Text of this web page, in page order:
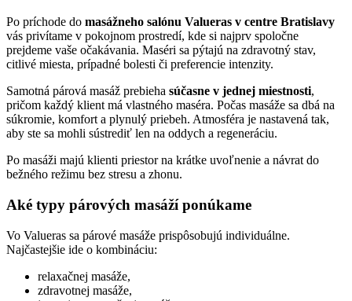
Po príchode do masážneho salónu Valueras v centre Bratislavy
vás privítame v pokojnom prostredí, kde si najprv spoločne
prejdeme vaše očakávania. Maséri sa pýtajú na zdravotný stav,
citlivé miesta, prípadné bolesti či preferencie intenzity.
Samotná párová masáž prebieha súčasne v jednej miestnosti,
pričom každý klient má vlastného maséra. Počas masáže sa dbá na
súkromie, komfort a plynulý priebeh. Atmosféra je nastavená tak,
aby ste sa mohli sústrediť len na oddych a regeneráciu.
Po masáži majú klienti priestor na krátke uvoľnenie a návrat do
bežného režimu bez stresu a zhonu.
Aké typy párových masáží ponúkame
Vo Valueras sa párové masáže prispôsobujú individuálne.
Najčastejšie ide o kombináciu:
relaxačnej masáže,
zdravotnej masáže,